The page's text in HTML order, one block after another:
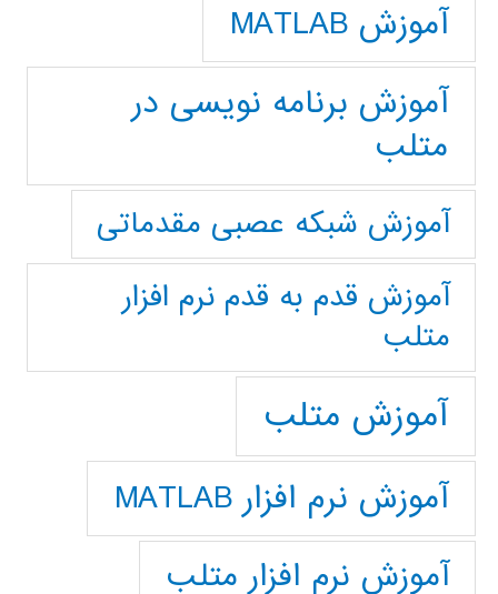
آموزش MATLAB
آموزش برنامه نویسی در
متلب
آموزش شبکه عصبی مقدماتی
آموزش قدم به قدم نرم افزار
متلب
آموزش متلب
آموزش نرم افزار MATLAB
آموزش نرم افزار متلب